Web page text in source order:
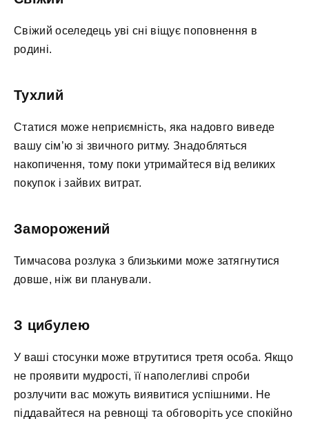
Свіжий оселедець уві сні віщує поповнення в
родині.
Тухлий
Статися може неприємність, яка надовго виведе
вашу сім’ю зі звичного ритму. Знадобляться
накопичення, тому поки утримайтеся від великих
покупок і зайвих витрат.
Заморожений
Тимчасова розлука з близькими може затягнутися
довше, ніж ви планували.
З цибулею
У ваші стосунки може втрутитися третя особа. Якщо
не проявити мудрості, її наполегливі спроби
розлучити вас можуть виявитися успішними. Не
піддавайтеся на ревнощі та обговоріть усе спокійно